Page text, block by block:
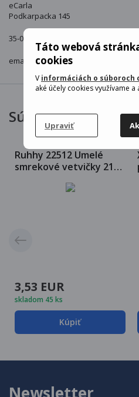
Táto webová
cookies
V informáciách o súboroch
aké účely cookies využívame a
Upraviť
eCarla
Podkarpacka 145
35-083 Rzeszów
email: hurt@ecarla.pl
Súvisiace produkty
Ruhhy 22512 Umelé
smrekové vetvičky 21
3,53 EUR
skladom 45 ks
Kúpiť